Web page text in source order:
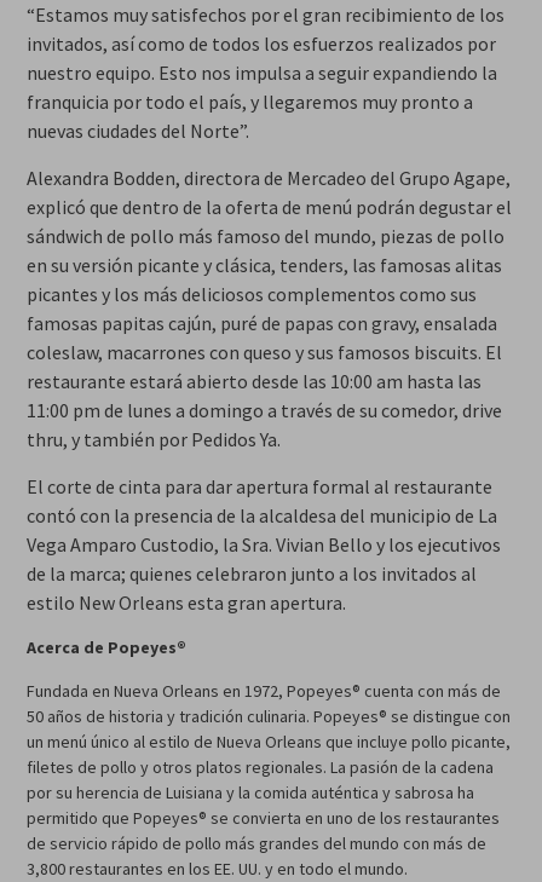
“Estamos muy satisfechos por el gran recibimiento de los
invitados, así como de todos los esfuerzos realizados por
nuestro equipo. Esto nos impulsa a seguir expandiendo la
franquicia por todo el país, y llegaremos muy pronto a
nuevas ciudades del Norte”.
Alexandra Bodden, directora de Mercadeo del Grupo Agape,
explicó que dentro de la oferta de menú podrán degustar el
sándwich de pollo más famoso del mundo, piezas de pollo
en su versión picante y clásica, tenders, las famosas alitas
picantes y los más deliciosos complementos como sus
famosas papitas cajún, puré de papas con gravy, ensalada
coleslaw, macarrones con queso y sus famosos biscuits. El
restaurante estará abierto desde las 10:00 am hasta las
11:00 pm de lunes a domingo a través de su comedor, drive
thru, y también por Pedidos Ya.
El corte de cinta para dar apertura formal al restaurante
contó con la presencia de la alcaldesa del municipio de La
Vega Amparo Custodio, la Sra. Vivian Bello y los ejecutivos
de la marca; quienes celebraron junto a los invitados al
estilo New Orleans esta gran apertura.
Acerca de Popeyes®
Fundada en Nueva Orleans en 1972, Popeyes® cuenta con más de
50 años de historia y tradición culinaria. Popeyes® se distingue con
un menú único al estilo de Nueva Orleans que incluye pollo picante,
filetes de pollo y otros platos regionales. La pasión de la cadena
por su herencia de Luisiana y la comida auténtica y sabrosa ha
permitido que Popeyes® se convierta en uno de los restaurantes
de servicio rápido de pollo más grandes del mundo con más de
3,800 restaurantes en los EE. UU. y en todo el mundo.